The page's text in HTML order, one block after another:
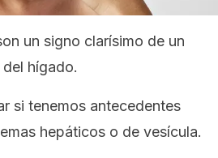
un signo clarísimo de un
hígado.
si tenemos antecedentes
hepáticos o de vesícula.